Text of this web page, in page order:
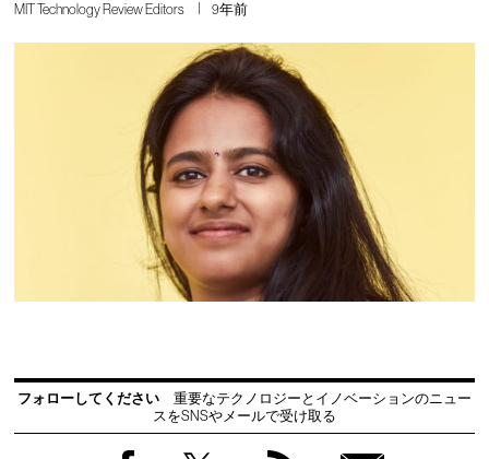
MIT Technology Review Editors 9年前
フォローしてください
重要なテクノロジーとイノベーションのニュー
スをSNSやメールで受け取る